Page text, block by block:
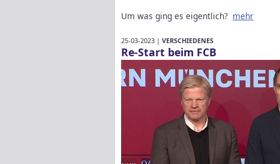
Um was ging es eigentlich? mehr
25-03-2023 | VERSCHIEDENES
Re-Start beim FCB